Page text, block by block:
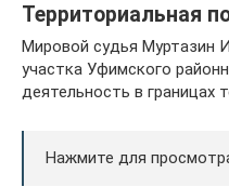
Территориальная
Мировой судья Муртазин
участка Уфимского
деятельность в границах
Нажмите для